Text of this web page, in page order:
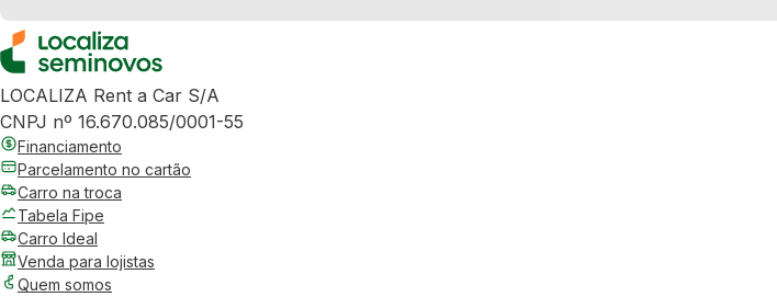
LOCALIZA Rent a Car S/A
CNPJ nº 16.670.085/0001-55
Financiamento
Parcelamento no cartão
Carro na troca
Tabela Fipe
Carro Ideal
Venda para lojistas
Quem somos